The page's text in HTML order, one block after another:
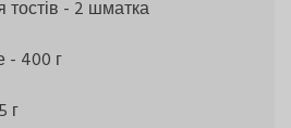
тостів - 2 шматка
- 400 г
г